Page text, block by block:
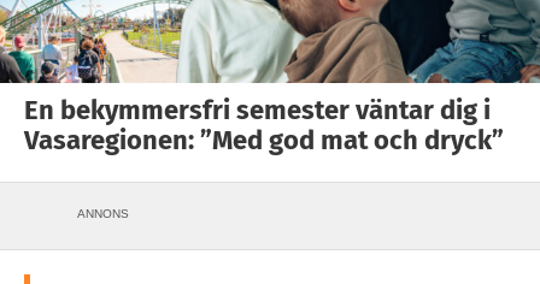
En bekymmersfri semester väntar dig i
Vasaregionen: ”Med god mat och dryck”
ANNONS